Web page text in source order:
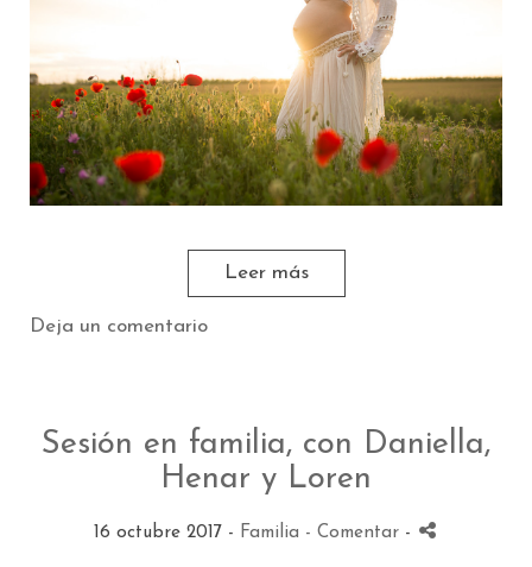
Leer más
Deja un comentario
Sesión en familia, con Daniella,
Henar y Loren
16 octubre 2017 - Familia - Comentar -